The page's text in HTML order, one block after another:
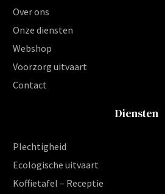
Over ons
Onze diensten
Webshop
Voorzorg uitvaart
Contact
Diensten
Plechtigheid
Ecologische uitvaart
Koffietafel – Receptie